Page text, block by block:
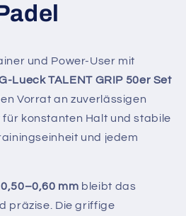
und Power-User mit
Lueck TALENT GRIP 50er Set
Vorrat an zuverlässigen
konstanten Halt und stabile
und jedem
0,50–0,60 mm bleibt das
präzise. Die griffige